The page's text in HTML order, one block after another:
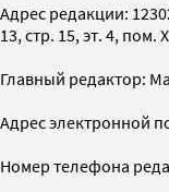
Адрес редакции:
13, стр. 15, эт. 4, пом.
Главный редактор:
Адрес электронной
Номер телефона